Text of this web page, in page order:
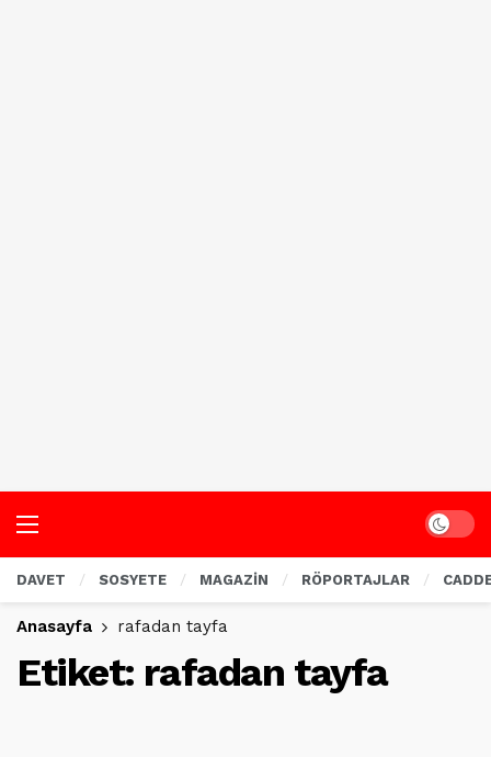
Dark
DAVET SOSYETE MAGAZİN RÖPORTAJLAR
Anasayfa rafadan tayfa
Etiket: rafadan tayfa